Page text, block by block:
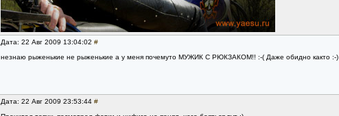
Дата: 22 Авг 2009 13:04:02 #
незнаю рыженькие не рыженькие а у меня почемуто МУЖИК С РЮКЗАКОМ!! :-( Даже обидно както :-)
Дата: 22 Авг 2009 23:53:44 #